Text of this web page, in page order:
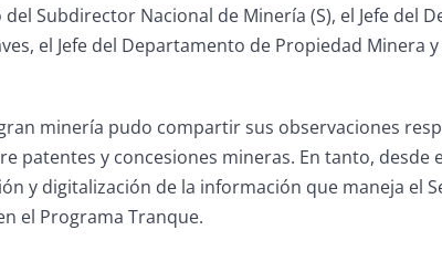
Subdirector Nacional de Minería (S), el Jefe del
el Jefe del Departamento de Propiedad Minera
minería pudo compartir sus observaciones
patentes y concesiones mineras. En tanto, desde
y digitalización de la información que maneja el
el Programa Tranque.